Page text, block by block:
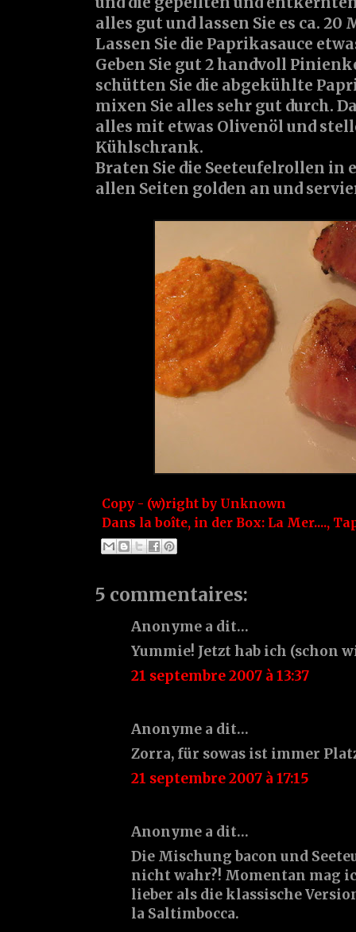
alles gut und lassen Sie es ca.
Lassen Sie die Paprikasauce
Geben Sie gut 2 handvoll
schütten Sie die abgekühlte
mixen Sie alles sehr gut durch.
alles mit etwas Olivenöl und
Kühlschrank.
Braten Sie die Seeteufelrollen in
allen Seiten golden an und
Copy - (w)right by Unknown
Dans la boîte, in der Box: La Mer....,
5 commentaires:
Anonyme a dit…
Yummie! Jetzt hab ich (schon
21 septembre 2007 à 13:37
Anonyme a dit…
Zorra, für sowas ist immer
21 septembre 2007 à 17:15
Anonyme a dit…
Die Mischung bacon und
nicht wahr?! Momentan mag
lieber als die klassische
la Saltimbocca.